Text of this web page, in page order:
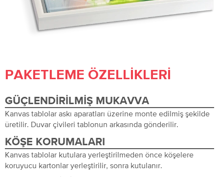
PAKETLEME ÖZELLIKLERI
GÜÇLENDIRILMIŞ MUKAVVA
Kanvas tablolar askı aparatları üzerine monte edilmiş şekilde
üretilir. Duvar çivileri tablonun arkasında gönderilir.
KÖŞE KORUMALARI
Kanvas tablolar kutulara yerleştirilmeden önce köşelere
koruyucu kartonlar yerleştirilir, sonra kutulanır.